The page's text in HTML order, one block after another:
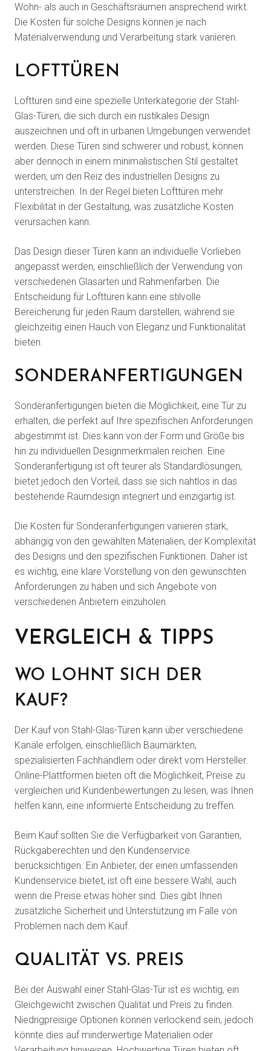
Wohn- als auch in Geschäftsräumen ansprechend wirkt.
Die Kosten für solche Designs können je nach
Materialverwendung und Verarbeitung stark variieren.
LOFTTÜREN
Lofttüren sind eine spezielle Unterkategorie der Stahl-
Glas-Türen, die sich durch ein rustikales Design
auszeichnen und oft in urbanen Umgebungen verwendet
werden. Diese Türen sind schwerer und robust, können
aber dennoch in einem minimalistischen Stil gestaltet
werden, um den Reiz des industriellen Designs zu
unterstreichen. In der Regel bieten Lofttüren mehr
Flexibilität in der Gestaltung, was zusätzliche Kosten
verursachen kann.
Das Design dieser Türen kann an individuelle Vorlieben
angepasst werden, einschließlich der Verwendung von
verschiedenen Glasarten und Rahmenfarben. Die
Entscheidung für Lofttüren kann eine stilvolle
Bereicherung für jeden Raum darstellen, während sie
gleichzeitig einen Hauch von Eleganz und Funktionalität
bieten.
SONDERANFERTIGUNGEN
Sonderanfertigungen bieten die Möglichkeit, eine Tür zu
erhalten, die perfekt auf Ihre spezifischen Anforderungen
abgestimmt ist. Dies kann von der Form und Größe bis
hin zu individuellen Designmerkmalen reichen. Eine
Sonderanfertigung ist oft teurer als Standardlösungen,
bietet jedoch den Vorteil, dass sie sich nahtlos in das
bestehende Raumdesign integriert und einzigartig ist.
Die Kosten für Sonderanfertigungen variieren stark,
abhängig von den gewählten Materialien, der Komplexität
des Designs und den spezifischen Funktionen. Daher ist
es wichtig, eine klare Vorstellung von den gewünschten
Anforderungen zu haben und sich Angebote von
verschiedenen Anbietern einzuholen.
VERGLEICH & TIPPS
WO LOHNT SICH DER
KAUF?
Der Kauf von Stahl-Glas-Türen kann über verschiedene
Kanäle erfolgen, einschließlich Baumärkten,
spezialisierten Fachhändlern oder direkt vom Hersteller.
Online-Plattformen bieten oft die Möglichkeit, Preise zu
vergleichen und Kundenbewertungen zu lesen, was Ihnen
helfen kann, eine informierte Entscheidung zu treffen.
Beim Kauf sollten Sie die Verfügbarkeit von Garantien,
Rückgaberechten und den Kundenservice
berücksichtigen. Ein Anbieter, der einen umfassenden
Kundenservice bietet, ist oft eine bessere Wahl, auch
wenn die Preise etwas höher sind. Dies gibt Ihnen
zusätzliche Sicherheit und Unterstützung im Falle von
Problemen nach dem Kauf.
QUALITÄT VS. PREIS
Bei der Auswahl einer Stahl-Glas-Tür ist es wichtig, ein
Gleichgewicht zwischen Qualität und Preis zu finden.
Niedrigpreisige Optionen können verlockend sein, jedoch
könnte dies auf minderwertige Materialien oder